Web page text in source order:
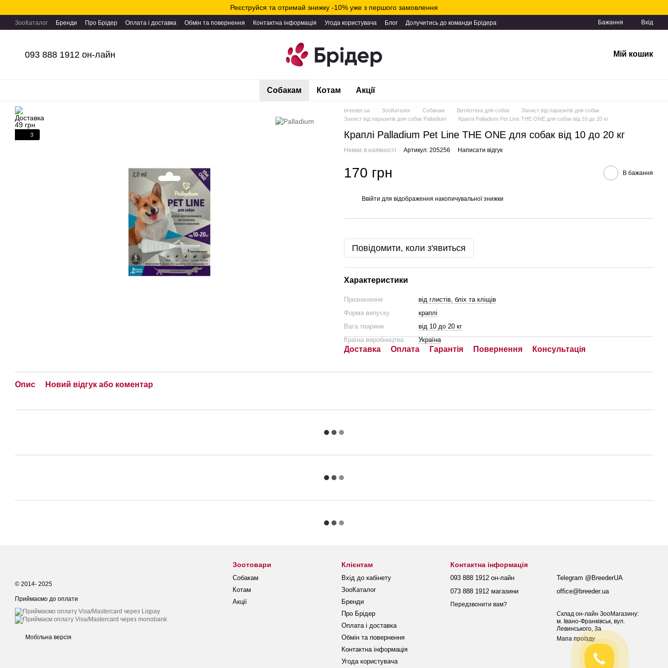
Реєструйся та отримай знижку -10% уже з першого замовлення
ЗооКаталог Бренди Про Брідер Оплата і доставка Обмін та повернення Контактна інформація Угода користувача Блог Долучитись до команди Брідера Бажання Вхід
093 888 1912 он-лайн Мій кошик
Собакам Котам Акції
3
breeder.ua ЗооКаталог Собакам ВетАптека для собак
Захист від паразитів для собак
Захист від паразитів для собак Palladium
Краплі Palladium Pet Line THE ONE для собак від 10 до 20 кг
Краплі Palladium Pet Line THE ONE для собак від 10 до 20 кг
Немає в наявності Артикул: 205256 Написати відгук
170 грн В бажання
Ввійти для відображення накопичувальної знижки
Повідомити, коли з'явиться
Характеристики
Призначення
від глистів, бліх та кліщів
Форма випуску
краплі
Вага тварини
від 10 до 20 кг
Країна виробництва
Україна
Доставка Оплата Гарантія Повернення Консультація
Опис Новий відгук або коментар
© 2014- 2025
Приймаємо до оплати
Мобільна версія
Зоотовари
Собакам
Котам
Акції
Клієнтам
Вхід до кабінету
ЗооКаталог
Бренди
Про Брідер
Оплата і доставка
Обмін та повернення
Контактна інформація
Угода користувача
Контактна інформація
093 888 1912 он-лайн
073 888 1912 магазини
Передзвонити вам?
Telegram @BreederUA
office@breeder.ua
Склад он-лайн ЗооМагазину:
м. Івано-Франківськ, вул.
Левинського, 3а
Мапа проїзду